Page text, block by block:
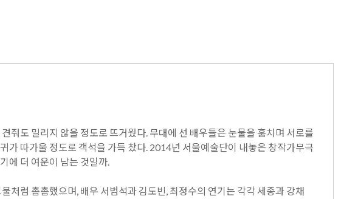
줘도 밀리지 않을 정도로 뜨거웠다. 무대에 선 배우들은 눈물을 훔치며 서로를
가 따가울 정도로 객석을 가득 찼다. 2014년 서울예술단이 내놓은 창작가무극
에 더 여운이 남는 것일까.
처럼 촘촘했으며, 배우 서범석과 김도빈, 최정수의 연기는 각각 세종과 강채